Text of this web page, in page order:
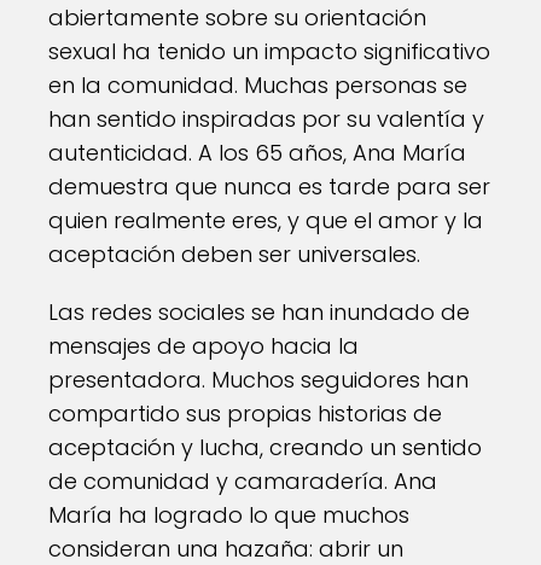
abiertamente sobre su orientación
sexual ha tenido un impacto significativo
en la comunidad. Muchas personas se
han sentido inspiradas por su valentía y
autenticidad. A los 65 años, Ana María
demuestra que nunca es tarde para ser
quien realmente eres, y que el amor y la
aceptación deben ser universales.
Las redes sociales se han inundado de
mensajes de apoyo hacia la
presentadora. Muchos seguidores han
compartido sus propias historias de
aceptación y lucha, creando un sentido
de comunidad y camaradería. Ana
María ha logrado lo que muchos
consideran una hazaña: abrir un